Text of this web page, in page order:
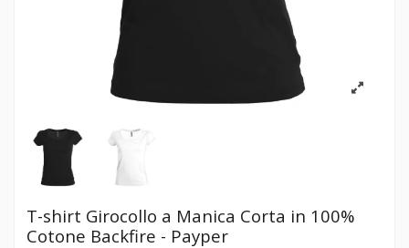
T-shirt Girocollo a Manica Corta in 100%
Cotone Backfire - Payper